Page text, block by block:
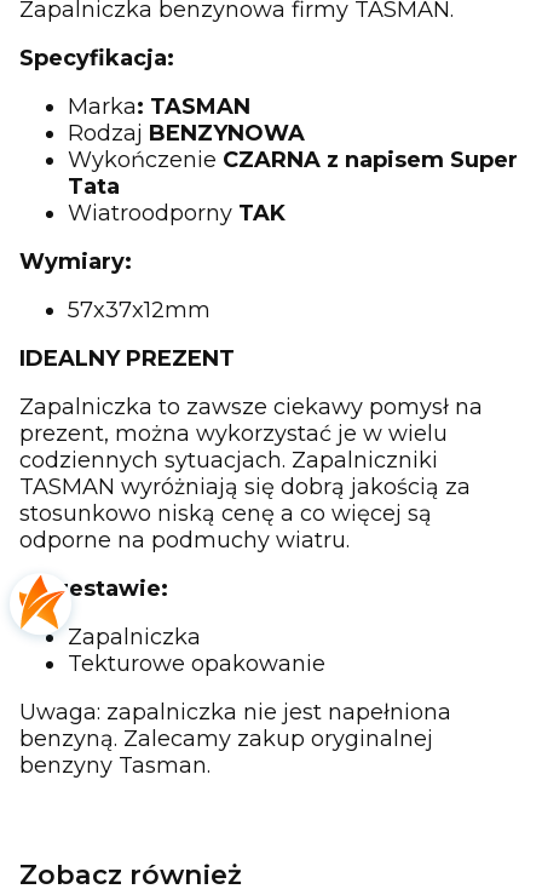
Zapalniczka benzynowa firmy TASMAN.
Specyfikacja:
Marka: TASMAN
Rodzaj BENZYNOWA
Wykończenie CZARNA z napisem Super
Tata
Wiatroodporny TAK
Wymiary:
57x37x12mm
IDEALNY PREZENT
Zapalniczka to zawsze ciekawy pomysł na
prezent, można wykorzystać je w wielu
codziennych sytuacjach. Zapalniczniki
TASMAN wyróżniają się dobrą jakością za
stosunkowo niską cenę a co więcej są
odporne na podmuchy wiatru.
W zestawie:
Zapalniczka
Tekturowe opakowanie
Uwaga: zapalniczka nie jest napełniona
benzyną. Zalecamy zakup oryginalnej
benzyny Tasman.
Zobacz również